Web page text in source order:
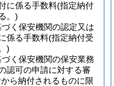
に係る手数料(指定納付
。)
く保安機関の認定又は
係る手数料(指定納付受
)
く保安機関の保安業務
認可の申請に対する審
ら納付されるものに限